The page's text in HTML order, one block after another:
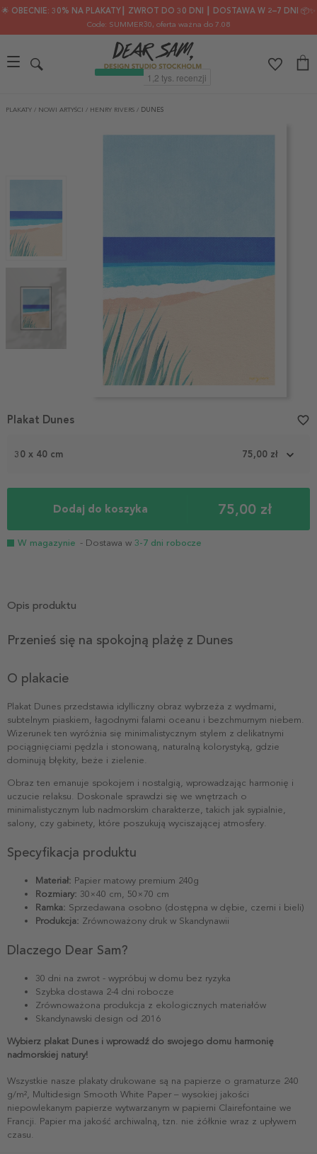
🌟 OBECNIE: 30% NA PLAKATY┃ ZWROT DO 30 DNI ┃ DOSTAWA W 2–7 DNI 📦✨
Code: SUMMER30, oferta ważna do 7.08
PLAKATY / NOWI ARTYŚCI / HENRY RIVERS / DUNES
1
30 x 40 cm 75,00 zł
Dodaj do koszyka 75,00 zł
W magazynie - Dostawa w 3-7 dni robocze
Plakat Dunes favorite_border
Opis produktu
Przenieś się na spokojną plażę z Dunes
O plakacie
Plakat Dunes przedstawia idylliczny obraz wybrzeża z wydmami,
subtelnym piaskiem, łagodnymi falami oceanu i bezchmurnym niebem.
Wizerunek ten wyróżnia się minimalistycznym stylem z delikatnymi
pociągnięciami pędzla i stonowaną, naturalną kolorystyką, gdzie
dominują błękity, beże i zielenie.
Obraz ten emanuje spokojem i nostalgią, wprowadzając harmonię i
uczucie relaksu. Doskonale sprawdzi się we wnętrzach o
minimalistycznym lub nadmorskim charakterze, takich jak sypialnie,
salony, czy gabinety, które poszukują wyciszającej atmosfery.
Specyfikacja produktu
Materiał: Papier matowy premium 240g
Rozmiary: 30×40 cm, 50×70 cm
Ramka: Sprzedawana osobno (dostępna w dębie, czerni i bieli)
Produkcja: Zrównoważony druk w Skandynawii
Dlaczego Dear Sam?
30 dni na zwrot - wypróbuj w domu bez ryzyka
Szybka dostawa 2-4 dni robocze
Zrównoważona produkcja z ekologicznych materiałów
Skandynawski design od 2016
Wybierz plakat Dunes i wprowadź do swojego domu harmonię
nadmorskiej natury!
Wszystkie nasze plakaty drukowane są na papierze o gramaturze 240
g/m², Multidesign Smooth White Paper – wysokiej jakości
niepowlekanym papierze wytwarzanym w papierni Clairefontaine we
Francji. Papier ma jakość archiwalną, tzn. nie żółknie wraz z upływem
czasu.